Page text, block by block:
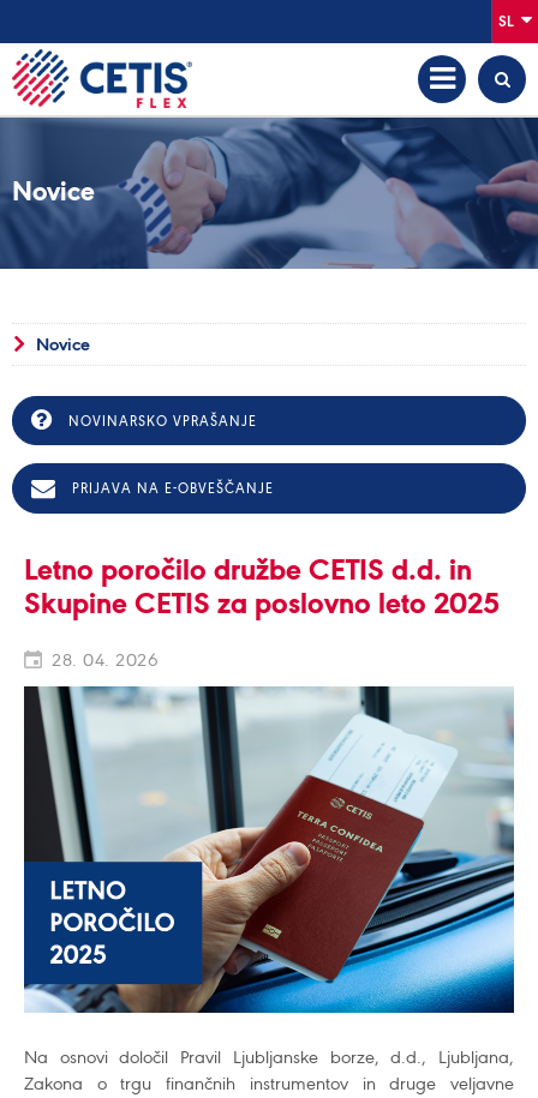
SL
Novice
Novice
NOVINARSKO VPRAŠANJE
PRIJAVA NA E-OBVEŠČANJE
Letno poročilo družbe CETIS d.d. in
Skupine CETIS za poslovno leto 2025
28. 04. 2026
Na osnovi določil Pravil Ljubljanske borze, d.d., Ljubljana,
Zakona o trgu finančnih instrumentov in druge veljavne